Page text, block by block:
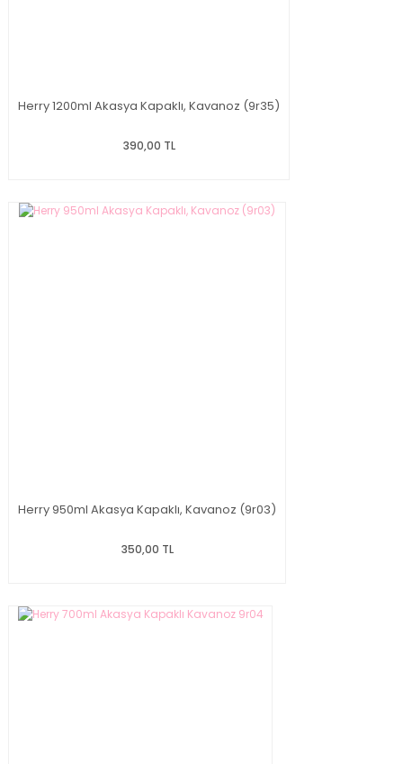
Herry 1200ml Akasya Kapaklı, Kavanoz (9r35)
390,00 TL
Herry 950ml Akasya Kapaklı, Kavanoz (9r03)
350,00 TL